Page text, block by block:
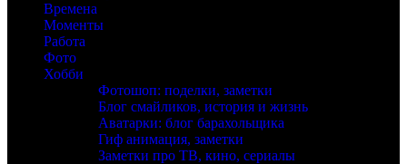
Времена
Моменты
Работа
Фото
Хобби
Фотошоп: поделки, заметки
Блог смайликов, история и жизнь
Аватарки: блог барахольщика
Гиф анимация, заметки
Заметки про ТВ, кино, сериалы